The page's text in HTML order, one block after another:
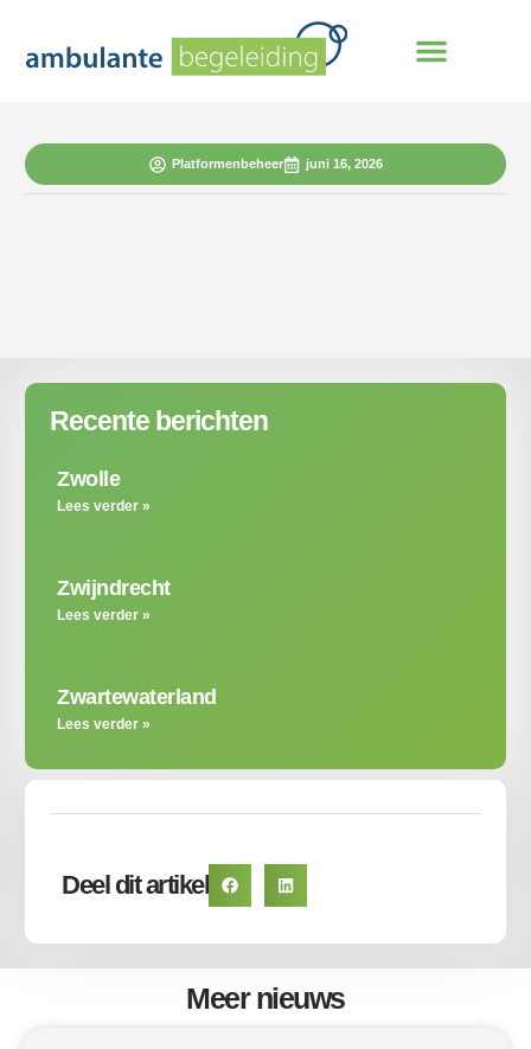
Platformenbeheer juni 16, 2026
Deel dit artikel
Recente berichten
Zwolle
Lees verder »
Zwijndrecht
Lees verder »
Zwartewaterland
Lees verder »
Meer nieuws